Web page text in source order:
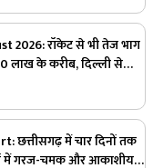
2026: रॉकेट से भी तेज भाग
लाख के करीब, दिल्ली से
चेक करें ताजा रेट्स
छत्तीसगढ़ में चार दिनों तक
में गरज-चमक और आकाशीय